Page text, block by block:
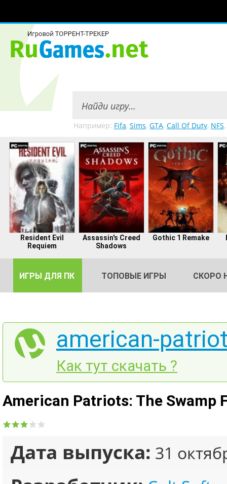
Например: Fifa, Sims, GTA, Call Of Duty, NFS,
Resident Evil
Requiem
Assassin's Creed
Shadows
Gothic 1 Remake
ИГРЫ ДЛЯ ПК ТОПОВЫЕ ИГРЫ СКОРО
american-
Как тут скачать ?
American Patriots: The Swamp
Дата выпуска: 31